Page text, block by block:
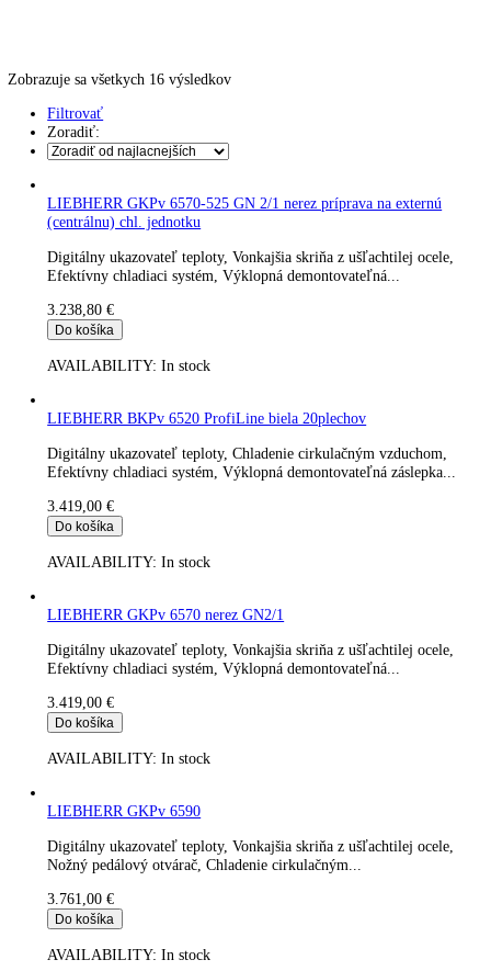
Kavovary pakove
Uncategorized
Úvod
Zobrazuje sa všetkych 16 výsledkov
Filtrovať
Zoradiť:
LIEBHERR GKPv 6570-525 GN 2/1 nerez príprava na externú
(centrálnu) chl. jednotku
Digitálny ukazovateľ teploty, Vonkajšia skriňa z ušľachtilej
Efektívny chladiaci systém, Výklopná demontovateľná...
3.238,80€
AVAILABILITY:In stock
Digitálny ukazovateľ teploty, Chladenie cirkulačným
Do košíka
AVAILABILITY: In stock
LIEBHERR GKPv 6570 nerez GN2/1
Efektívny chladiaci systém, Výklopná demontovateľná...